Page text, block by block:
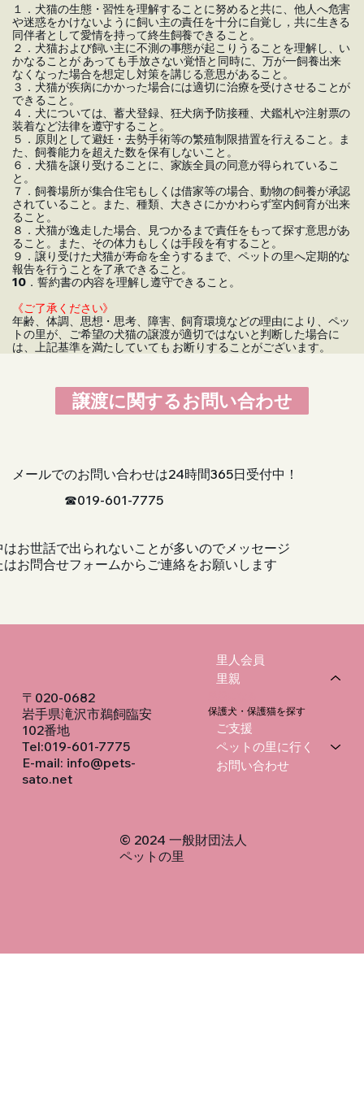
１．犬猫の生態・習性を理解することに努めると共に、他人へ危害
や迷惑をかけないように飼い主の責任を十分に自覚し，共に生きる
同伴者として愛情を持って終生飼養できること。
２．犬猫および飼い主に不測の事態が起こりうることを理解し、い
かなることが あっても手放さない覚悟と同時に、万が一飼養出来
なくなった場合を想定し対策を講じる意思があること。
３．犬猫が疾病にかかった場合には適切に治療を受けさせることが
できること。
４．犬については、蓄犬登録、狂犬病予防接種、犬鑑札や注射票の
装着など法律を遵守すること。
５．原則として避妊・去勢手術等の繁殖制限措置を行えること。ま
た、飼養能力を超えた数を保有しないこと。
６．犬猫を譲り受けることに、家族全員の同意が得られているこ
と。
７．飼養場所が集合住宅もしくは借家等の場合、動物の飼養が承認
されていること。また、種類、大きさにかかわらず室内飼育が出来
ること。
８．犬猫が逸走した場合、見つかるまで責任をもって探す意思があ
ること。また、その体力もしくは手段を有すること。
９．譲り受けた犬猫が寿命を全うするまで、ペットの里へ定期的な
報告を行うことを了承できること。
10．誓約書の内容を理解し遵守できること。
《ご了承ください》
年齢、体調、思想・思考、障害、飼育環境などの理由により、ペッ
トの里が、ご希望の犬猫の譲渡が適切ではないと判断した場合に
は、上記基準を満たしていても お断りすることがございます。
譲渡に関するお問い合わせ
メールでのお問い合わせは24時間365日受付中！
☎︎019-601-7775
はお世話で出られないことが多いのでメッセージ
はお問合せフォームからご連絡をお願いします
〒020-0682
岩手県滝沢市鵜飼臨安
102番地
Tel:019-601-7775
E-mail: info@pets-
sato.net
​© 2024 一般財団法人
ペットの里
里人会員
里親
保護犬・保護猫を探す
ご支援
ペットの里に行く
お問い合わせ